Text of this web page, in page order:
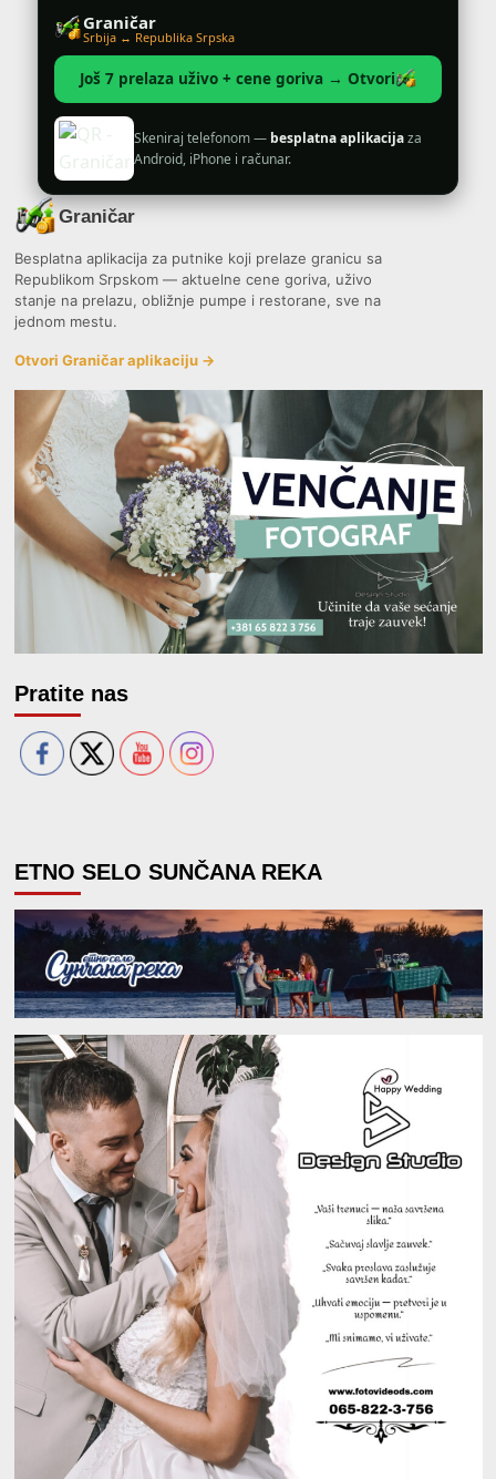
Graničar
Srbija ↔ Republika Srpska
Još 7 prelaza uživo + cene goriva → Otvori
Skeniraj telefonom — besplatna aplikacijaza
Android, iPhone i računar.
Graničar
Besplatna aplikacija za putnike koji prelaze granicu sa
Republikom Srpskom — aktuelne cene goriva, uživo
stanje na prelazu, obližnje pumpe i restorane, sve na
jednom mestu.
Otvori Graničar aplikaciju →
Pratite nas
ETNO SELO SUNČANA REKA